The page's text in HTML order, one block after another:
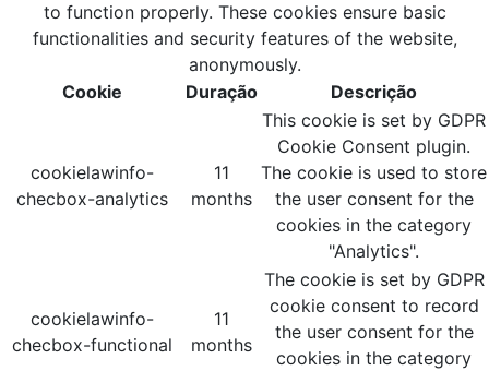
to function properly. These cookies ensure basic
functionalities and security features of the website,
anonymously.
Cookie
Duração Descrição
cookielawinfo-
checbox-analytics
11
months
This cookie is set by GDPR
Cookie Consent plugin.
The cookie is used to store
the user consent for the
cookies in the category
"Analytics".
cookielawinfo-
checbox-functional
11
months
The cookie is set by GDPR
cookie consent to record
the user consent for the
cookies in the category